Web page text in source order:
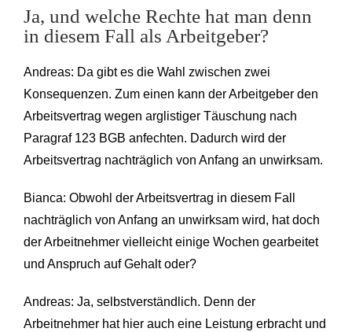
Ja, und welche Rechte hat man denn
in diesem Fall als Arbeitgeber?
Andreas: Da gibt es die Wahl zwischen zwei
Konsequenzen. Zum einen kann der Arbeitgeber den
Arbeitsvertrag wegen arglistiger Täuschung nach
Paragraf 123 BGB anfechten. Dadurch wird der
Arbeitsvertrag nachträglich von Anfang an unwirksam.
Bianca: Obwohl der Arbeitsvertrag in diesem Fall
nachträglich von Anfang an unwirksam wird, hat doch
der Arbeitnehmer vielleicht einige Wochen gearbeitet
und Anspruch auf Gehalt oder?
Andreas: Ja, selbstverständlich. Denn der
Arbeitnehmer hat hier auch eine Leistung erbracht und